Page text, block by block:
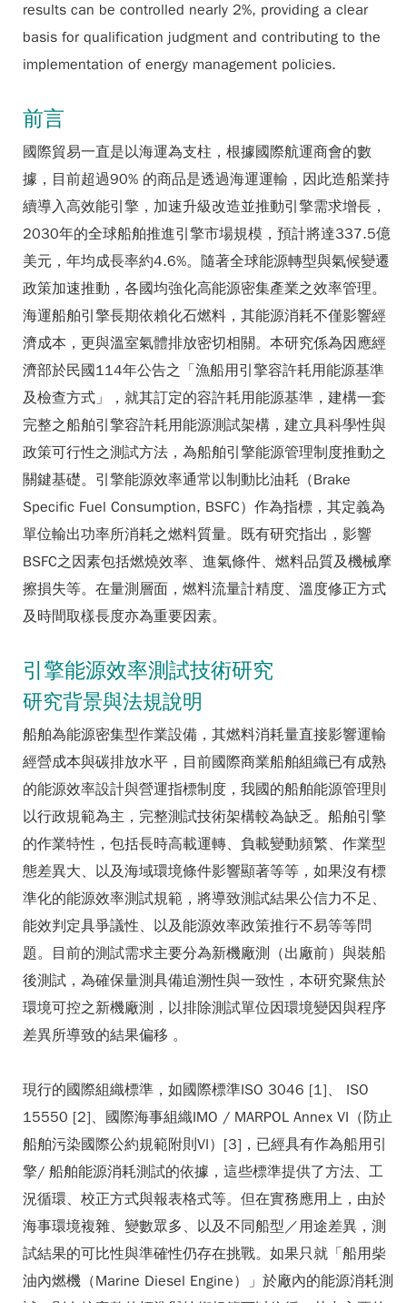
results can be controlled nearly 2%, providing a clear
basis for qualification judgment and contributing to the
implementation of energy management policies.
前言
國際貿易一直是以海運為支柱，根據國際航運商會的數
據，目前超過90% 的商品是透過海運運輸，因此造船業持
續導入高效能引擎，加速升級改造並推動引擎需求增長，
2030年的全球船舶推進引擎市場規模，預計將達337.5億
美元，年均成長率約4.6%。隨著全球能源轉型與氣候變遷
政策加速推動，各國均強化高能源密集產業之效率管理。
海運船舶引擎長期依賴化石燃料，其能源消耗不僅影響經
濟成本，更與溫室氣體排放密切相關。本研究係為因應經
濟部於民國114年公告之「漁船用引擎容許耗用能源基準
及檢查方式」，就其訂定的容許耗用能源基準，建構一套
完整之船舶引擎容許耗用能源測試架構，建立具科學性與
政策可行性之測試方法，為船舶引擎能源管理制度推動之
關鍵基礎。引擎能源效率通常以制動比油耗（Brake
Specific Fuel Consumption, BSFC）作為指標，其定義為
單位輸出功率所消耗之燃料質量。既有研究指出，影響
BSFC之因素包括燃燒效率、進氣條件、燃料品質及機械摩
擦損失等。在量測層面，燃料流量計精度、溫度修正方式
及時間取樣長度亦為重要因素。
引擎能源效率測試技術研究
研究背景與法規說明
船舶為能源密集型作業設備，其燃料消耗量直接影響運輸
經營成本與碳排放水平，目前國際商業船舶組織已有成熟
的能源效率設計與營運指標制度，我國的船舶能源管理則
以行政規範為主，完整測試技術架構較為缺乏。船舶引擎
的作業特性，包括長時高載運轉、負載變動頻繁、作業型
態差異大、以及海域環境條件影響顯著等等，如果沒有標
準化的能源效率測試規範，將導致測試結果公信力不足、
能效判定具爭議性、以及能源效率政策推行不易等等問
題。目前的測試需求主要分為新機廠測（出廠前）與裝船
後測試，為確保量測具備追溯性與一致性，本研究聚焦於
環境可控之新機廠測，以排除測試單位因環境變因與程序
差異所導致的結果偏移 。
現行的國際組織標準，如國際標準ISO 3046 [1]、 ISO
15550 [2]、國際海事組織IMO / MARPOL Annex VI（防止
船舶污染國際公約規範附則VI）[3]，已經具有作為船用引
擎/ 船舶能源消耗測試的依據，這些標準提供了方法、工
況循環、校正方式與報表格式等。但在實務應用上，由於
海事環境複雜、變數眾多、以及不同船型／用途差異，測
試結果的可比性與準確性仍存在挑戰。如果只就「船用柴
油內燃機（Marine Diesel Engine）」於廠內的能源消耗測